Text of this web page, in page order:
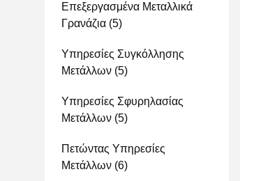
Επεξεργασμένα Μεταλλικά
Γρανάζια (5)
Υπηρεσίες Συγκόλλησης
Μετάλλων (5)
Υπηρεσίες Σφυρηλασίας
Μετάλλων (5)
Πετώντας Υπηρεσίες
Μετάλλων (6)